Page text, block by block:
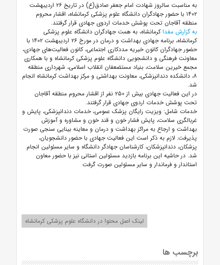
به مناسبت سالروز شهادت امام جعفر صادق(ع) در تاریخ ۲۶ اردیبهشت
۱۴۰۲ با حضور جهادگران دانشگاه علوم پزشکی کرمانشاه، اقشار محروم
منطقه آقاجان تحت پوشش خدمات اردوی جهادی قرار گرفتند.
به گزارش مفداکرمانشاه، به همت جهادگران دانشگاه علوم پزشکی
کرمانشاه، برنامه جهادی بهداشت و درمان در مورخ ۲۶ اردیبهشت ۱۴۰۲ با
حضور جهادگران کانون خیریه مددکاری اجتماعی، کانون فعالیت‌های جهادی،
معاونت فرهنگی و دانشجویی دانشگاه علوم پزشکی کرمانشاه و با همکاری
مجمع خیرین سلامت، بنیاد مستضعفان انقلاب اسلامی، شهرداری منطقه
۸، دانشکده دندانپزشکی، معاونت بهداشتی و مرکز بهداشت کرمانشاه انجام
شد.
در این فعالیت جهادی بیش از ۲۵۰ نفر از اقشار محروم منطقه آقاجان
تحت پوشش خدمات اردوی جهادی قرار گرفتند.
خدمات شامل: ویزیت رایگان پزشک عمومی، خدمات دندانپزشکی، پایش و
غربالگری سلامت، پایش فشار خون و قند خون و مشاوره و آموزش
بهداشت و ارجاع به مراکز بهداشت و درمان و معاینه بینایی سنجی صورت
پذیرفت. لازم به ذکر است این فعالیت جهادی با حضور دانشجویان،
پزشکان، دندانپزشکان، کارشناسان جهادگر دانشگاه و سایر مسئولین انجام
شد. در حاشیه این برنامه بازدید مسئولین استانی نیز با حضور معاون
استاندار و فرماندار و سایر مسئولین صورت گرفت
لینک اصل محتوا در دانشگاه علوم پزشکی کرمانشاه
برچسب ها